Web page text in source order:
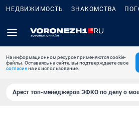
НЕДВИЖИМОСТЬ ЗНАКОМСТВА
На информационном ресурсе применяются cookie-
файлы. Оставаясь на сайте, вы подтверждаете свое
согласиена их использование.
Арест топ-менеджеров ЭФКО по делу о